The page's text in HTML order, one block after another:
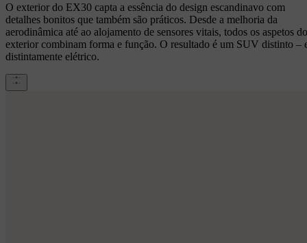
O exterior do EX30 capta a essência do design escandinavo com
detalhes bonitos que também são práticos. Desde a melhoria da
aerodinâmica até ao alojamento de sensores vitais, todos os aspetos do
exterior combinam forma e função. O resultado é um SUV distinto –
distintamente elétrico.